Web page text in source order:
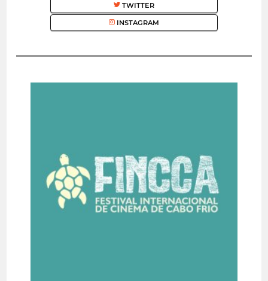
TWITTER
INSTAGRAM